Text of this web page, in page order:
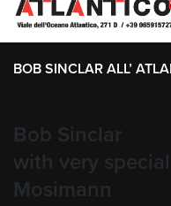
BOB SINCLAR ALL’
Bob Sinclar
with very
Mosimann